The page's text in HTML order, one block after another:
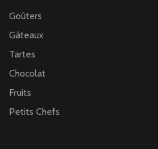
Goûters
Gâteaux
Tartes
Chocolat
Fruits
Petits Chefs